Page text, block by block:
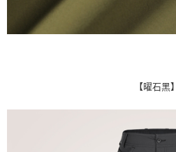
【曜石黑】